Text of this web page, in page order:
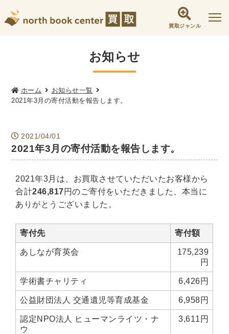
買取ジャンル
社会学書・人文書籍関係
哲学書・心理学・思想書
他哲学書 倫理学・道徳
文化人類学・民俗学
東洋哲学
政治・法学書
女性学 政治 法律学
環境・エコロジー
社会学
福祉 ・NGO・NPO
軍事・外交・国際関係
世界史
地図・地理・地域研究
日本史
考古学書
経済書・経営書・ビジネス書
ビジネス書
マーケティング・セールス
マネジメント・人材管理・リーダーシップ
経営学
経済学・経済事情
経理・アカウンティング
お知らせ
ホーム
お知らせ一覧
2021年3月の寄付活動を報告します。
2021/04/01
2021年3月の寄付活動を報告します。
2021年3月は、お買取させていただいたお客様から
合計246,817円のご寄付をいただきました、本当に
ありがとうございました。
寄付先 寄付額
あしなが育英会
175,239
円
学術書チャリティ 6,426円
公益財団法人 交通遺児等育成基金 6,958円
認定NPO法人 ヒューマンライツ・ナ
ウ
3,611円